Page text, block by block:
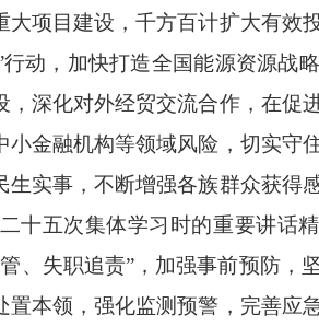
项目建设，千方百计扩大有效
动，加快打造全国能源资源战
深化对外经贸交流合作，在促
金融机构等领域风险，切实守
实事，不断增强各族群众获得
十五次集体学习时的重要讲话
、失职追责”，加强事前预防，
本领，强化监测预警，完善应